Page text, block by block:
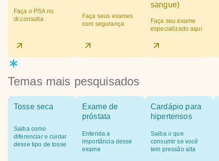
Faça o PSA no
dr.consulta
Faça seus exames
com segurança
sangue)
Faça seu exame
especializado aqui
Temas mais pesquisados
Tosse seca
Saiba como
diferenciar e cuidar
desse tipo de tosse
Exame de
próstata
Entenda a
importância desse
exame
Cardápio para
hipertensos
Saiba o que
consumir se você
tem pressão alta